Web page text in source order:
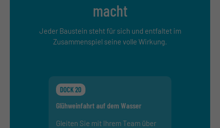
macht
Jeder Baustein steht für sich und entfaltet im
Zusammenspiel seine volle Wirkung.
DOCK 20
Glühweinfahrt auf dem Wasser
Gleiten Sie mit Ihrem Team über